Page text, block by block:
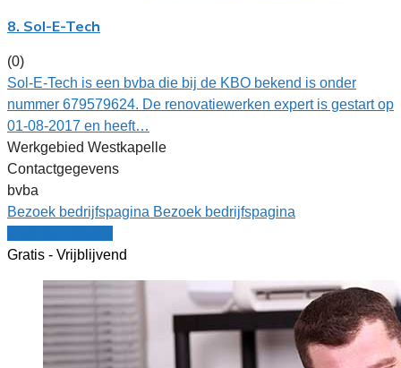
8. Sol-E-Tech
(0)
Sol-E-Tech is een bvba die bij de KBO bekend is onder
nummer 679579624. De renovatiewerken expert is gestart op
01-08-2017 en heeft…
Werkgebied Westkapelle
Contactgegevens
bvba
Bezoek bedrijfspagina Bezoek bedrijfspagina
Gratis - Vrijblijvend